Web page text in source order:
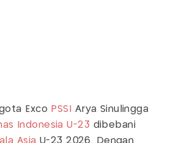
Exco PSSI
Arya Sinulingga
Indonesia U-23 dibebani
Asia U-23 2026. Dengan